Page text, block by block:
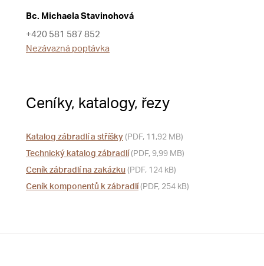
Bc. Michaela Stavinohová
+420 581 587 852
Nezávazná poptávka
Ceníky, katalogy, řezy
Katalog zábradlí a stříšky (PDF, 11,92 MB)
Technický katalog zábradlí (PDF, 9,99 MB)
Ceník zábradlí na zakázku (PDF, 124 kB)
Ceník komponentů k zábradlí (PDF, 254 kB)